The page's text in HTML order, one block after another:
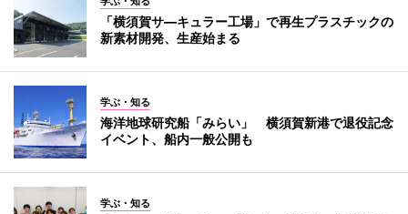
「横須賀サ―キュラー工場」で再生プラスチックの
新素材開発、生産始まる
学ぶ・知る
海洋地球研究船「みらい」 横須賀新港で退役記念
イベント、船内一般公開も
学ぶ・知る